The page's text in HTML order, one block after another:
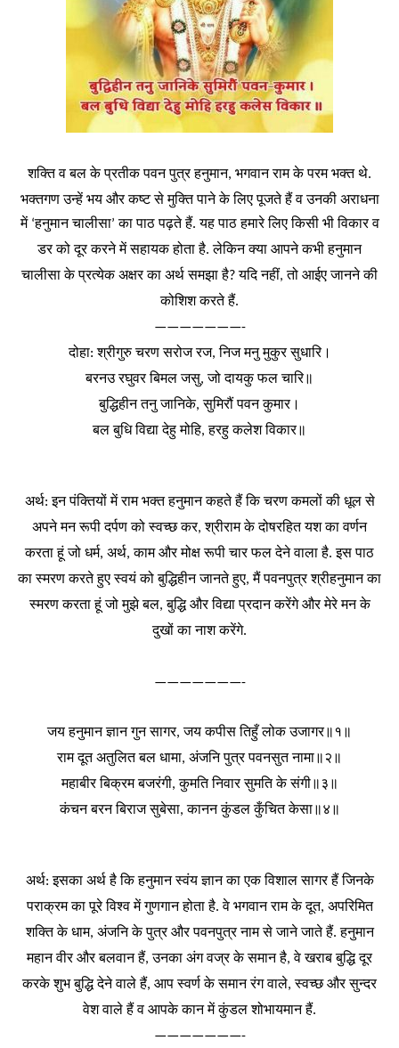
शक्ति व बल के प्रतीक पवन पुत्र हनुमान, भगवान राम के परम भक्त थे.
भक्तगण उन्हें भय और कष्ट से मुक्ति पाने के लिए पूजते हैं व उनकी अराधना
में‘हनुमान चालीसा’का पाठ पढ़ते हैं.यह पाठ हमारे लिए किसी भी विकार व
डर को दूर करने में सहायक होता है.लेकिन क्या आपने कभी हनुमान
चालीसा के प्रत्येक अक्षर का अर्थ समझा है?यदि नहीं,तो आईए जानने की
कोशिश करते हैं.
———————-
दोहा:श्रीगुरु चरण सरोज रज,निज मनु मुकुर सुधारि।
बरनउ रघुवर बिमल जसु,जो दायकु फल चारि॥
बुद्धिहीन तनु जानिके,सुमिरौं पवन कुमार।
बल बुधि विद्या देहु मोहि,हरहु कलेश विकार॥
अर्थ:इन पंक्तियों में राम भक्त हनुमान कहते हैं कि चरण कमलों की धूल से
अपने मन रूपी दर्पण को स्वच्छ कर,श्रीराम के दोषरहित यश का वर्णन
करता हूं जो धर्म, अर्थ,काम और मोक्ष रूपी चार फल देने वाला है.इस पाठ
का स्मरण करते हुए स्वयं को बुद्धिहीन जानते हुए,मैं पवनपुत्र श्रीहनुमान का
स्मरण करता हूं जो मुझे बल,बुद्धि और विद्या प्रदान करेंगे और मेरे मन के
दुखों का नाश करेंगे.
———————-
जय हनुमान ज्ञान गुन सागर,जय कपीस तिहुँ लोक उजागर॥१॥
राम दूत अतुलित बल धामा, अंजनि पुत्र पवनसुत नामा॥२॥
महाबीर बिक्रम बजरंगी,कुमति निवार सुमति के संगी॥३॥
कंचन बरन बिराज सुबेसा,कानन कुंडल कुँचित केसा॥४॥
अर्थ:इसका अर्थ है कि हनुमान स्वंय ज्ञान का एक विशाल सागर हैं जिनके
पराक्रम का पूरे विश्व में गुणगान होता है.वे भगवान राम के दूत, अपरिमित
शक्ति के धाम, अंजनि के पुत्र और पवनपुत्र नाम से जाने जाते हैं.हनुमान
महान वीर और बलवान हैं,उनका अंग वज्र के समान है,वे खराब बुद्धि दूर
करके शुभ बुद्धि देने वाले हैं, आप स्वर्ण के समान रंग वाले,स्वच्छ और सुन्दर
वेश वाले हैं व आपके कान में कुंडल शोभायमान हैं.
———————-